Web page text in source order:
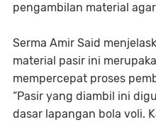
pengambilan material
Serma Amir Said
material pasir ini
mempercepat proses
“Pasir yang diambil ini
dasar lapangan bola voli.